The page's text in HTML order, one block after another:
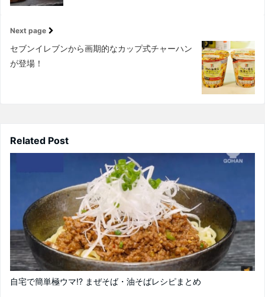
Next page
セブンイレブンから画期的なカップ式チャーハン
が登場！
Related Post
自宅で簡単極ウマ!? まぜそば・油そばレシピまとめ